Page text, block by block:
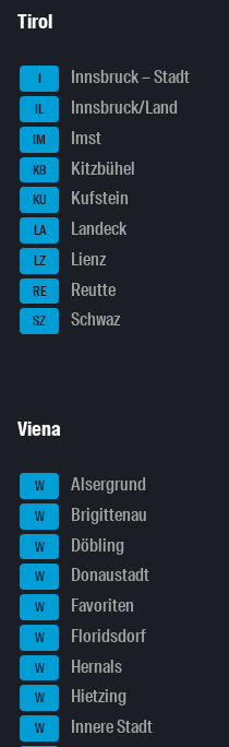
Tirol
I Innsbruck – Stadt
IL Innsbruck/Land
IM Imst
KB Kitzbühel
KU Kufstein
LA Landeck
LZ Lienz
RE Reutte
SZ Schwaz
Viena
W Alsergrund
W Brigittenau
W Döbling
W Donaustadt
W Favoriten
W Floridsdorf
W Hernals
W Hietzing
W Innere Stadt